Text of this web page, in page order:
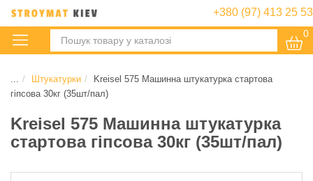
+380 (97) 413 25 53
0
Штукатурки
Kreisel 575 Машинна штукатурка стартова
гіпсова 30кг (35шт/пал)
Kreisel 575 Машинна штукатурка
стартова гіпсова 30кг (35шт/пал)